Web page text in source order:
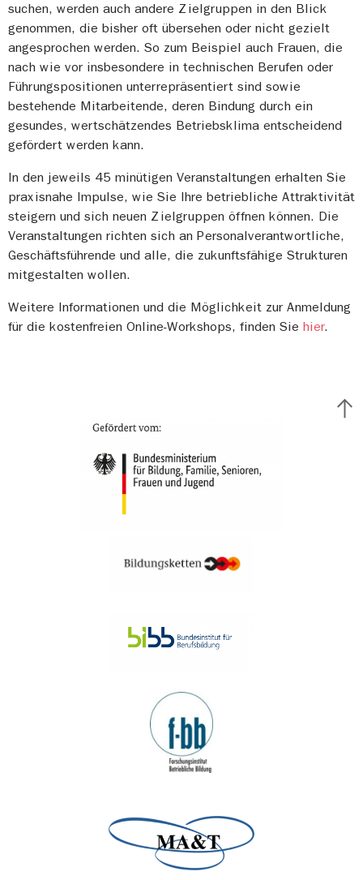
suchen, werden auch andere Zielgruppen in den Blick
genommen, die bisher oft übersehen oder nicht gezielt
angesprochen werden. So zum Beispiel auch Frauen, die
nach wie vor insbesondere in technischen Berufen oder
Führungspositionen unterrepräsentiert sind sowie
bestehende Mitarbeitende, deren Bindung durch ein
gesundes, wertschätzendes Betriebsklima entscheidend
gefördert werden kann.
In den jeweils 45 minütigen Veranstaltungen erhalten Sie
praxisnahe Impulse, wie Sie Ihre betriebliche Attraktivität
steigern und sich neuen Zielgruppen öffnen können. Die
Veranstaltungen richten sich an Personalverantwortliche,
Geschäftsführende und alle, die zukunftsfähige Strukturen
mitgestalten wollen.
Weitere Informationen und die Möglichkeit zur Anmeldung
für die kostenfreien Online-Workshops, finden Sie hier.